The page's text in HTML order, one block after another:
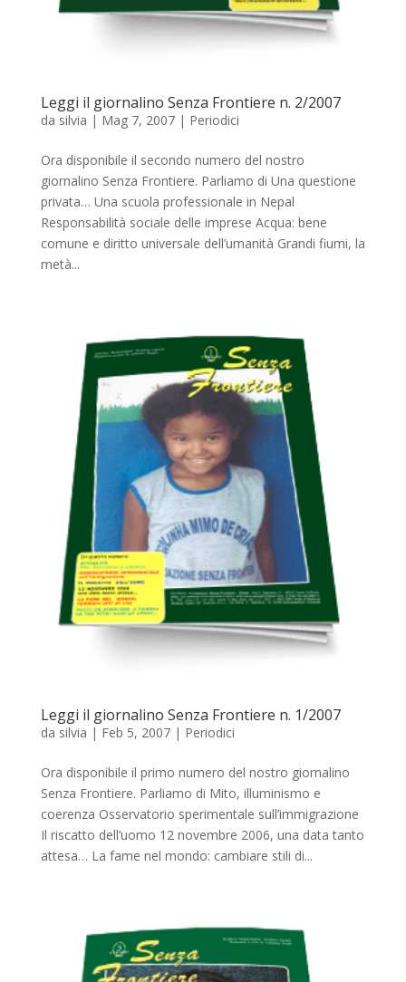
Leggi il giornalino Senza Frontiere n. 2/2007
da silvia | Mag 7, 2007| Periodici
Ora disponibile il secondo numero del nostro
giornalino Senza Frontiere. Parliamo di Una questione
privata… Una scuola professionale in Nepal
Responsabilità sociale delle imprese Acqua: bene
comune e diritto universale dell’umanità Grandi fiumi, la
metà...
Leggi il giornalino Senza Frontiere n. 1/2007
da silvia | Feb 5, 2007| Periodici
Ora disponibile il primo numero del nostro giornalino
Senza Frontiere. Parliamo di Mito, illuminismo e
coerenza Osservatorio sperimentale sull’immigrazione
Il riscatto dell’uomo 12 novembre 2006, una data tanto
attesa… La fame nel mondo: cambiare stili di...